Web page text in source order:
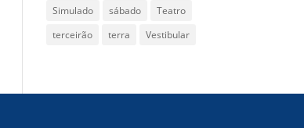
Simulado
sábado
Teatro
terceirão
terra Vestibular